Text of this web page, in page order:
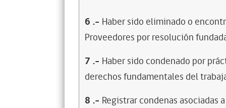
6 .- Haber sido eliminado o
Proveedores por resolución
7 .- Haber sido condenado por
derechos fundamentales del
8 .- Registrar condenas asociadas